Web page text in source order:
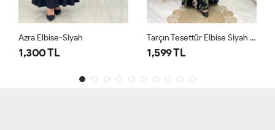
Azra Elbise-Siyah
1,300 TL
Tarçın Tesettür Elbise Siyah Siyah
1,599 TL